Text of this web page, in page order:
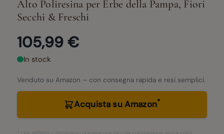
Alto Poliresina per Erbe della Pampa, Fiori
Secchi & Freschi
105,99 €
In stock
Venduto su Amazon – con consegna rapida e resi semplici.
Acquista su Amazon*
* Link affiliato – potremmo ricevere una piccola commissione senza costi